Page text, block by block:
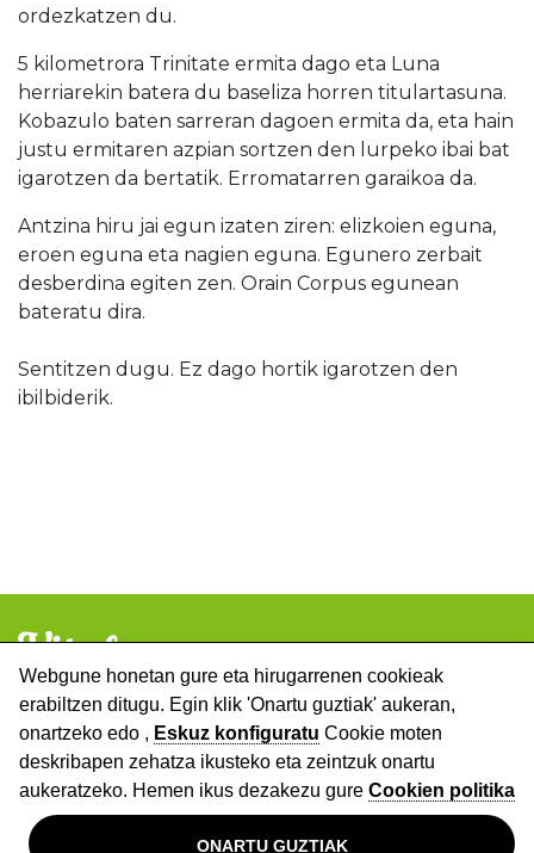
ordezkatzen du.
5 kilometrora Trinitate ermita dago eta Luna
herriarekin batera du baseliza horren titulartasuna.
Kobazulo baten sarreran dagoen ermita da, eta hain
justu ermitaren azpian sortzen den lurpeko ibai bat
igarotzen da bertatik. Erromatarren garaikoa da.
Antzina hiru jai egun izaten ziren: elizkoien eguna,
eroen eguna eta nagien eguna. Egunero zerbait
desberdina egiten zen. Orain Corpus egunean
bateratu dira.
Sentitzen dugu. Ez dago hortik igarotzen den
ibilbiderik.
Copyright © Fundación Vital Fundazioa
Lege Oharra
Pribatutasun politika Cookies
Webgune honetan gure eta hirugarrenen cookieak
erabiltzen ditugu. Egin klik 'Onartu guztiak' aukeran,
onartzeko edo , Eskuz konfiguratu Cookie moten
deskribapen zehatza ikusteko eta zeintzuk onartu
aukeratzeko. Hemen ikus dezakezu gure Cookien politika
ONARTU GUZTIAK